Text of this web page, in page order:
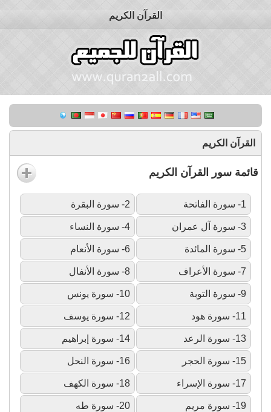
القرآن الكريم
القرآن الكريم
قائمة سور القرآن الكريم
1- سورة الفاتحة 2- سورة البقرة
3- سورة آل عمران 4- سورة النساء
5- سورة المائدة 6- سورة الأنعام
7- سورة الأعراف 8- سورة الأنفال
9- سورة التوبة 10- سورة يونس
11- سورة هود 12- سورة يوسف
13- سورة الرعد 14- سورة إبراهيم
15- سورة الحجر 16- سورة النحل
17- سورة الإسراء 18- سورة الكهف
19- سورة مريم 20- سورة طه